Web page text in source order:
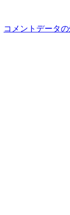
コメントデータ